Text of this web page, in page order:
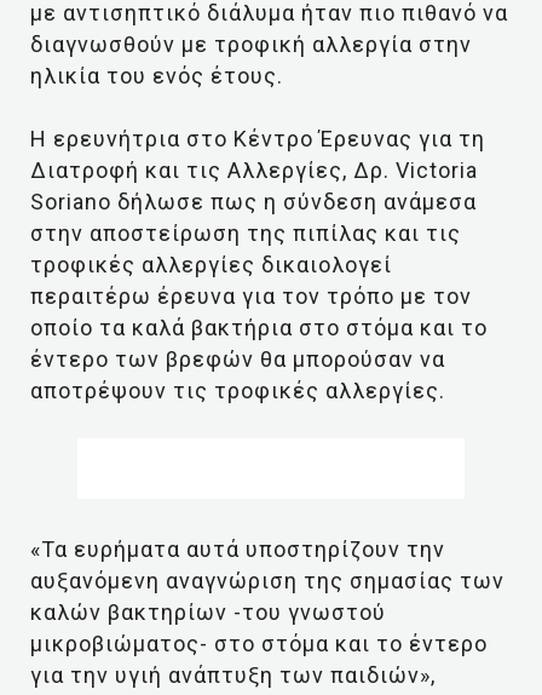
με αντισηπτικό διάλυμα ήταν πιο πιθανό να
διαγνωσθούν με τροφική αλλεργία στην
ηλικία του ενός έτους.
Η ερευνήτρια στο Κέντρο Έρευνας για τη
Διατροφή και τις Αλλεργίες, Δρ. Victoria
Soriano δήλωσε πως η σύνδεση ανάμεσα
στην αποστείρωση της πιπίλας και τις
τροφικές αλλεργίες δικαιολογεί
περαιτέρω έρευνα για τον τρόπο με τον
οποίο τα καλά βακτήρια στο στόμα και το
έντερο των βρεφών θα μπορούσαν να
αποτρέψουν τις τροφικές αλλεργίες.
«Τα ευρήματα αυτά υποστηρίζουν την
αυξανόμενη αναγνώριση της σημασίας των
καλών βακτηρίων -του γνωστού
μικροβιώματος- στο στόμα και το έντερο
για την υγιή ανάπτυξη των παιδιών»,